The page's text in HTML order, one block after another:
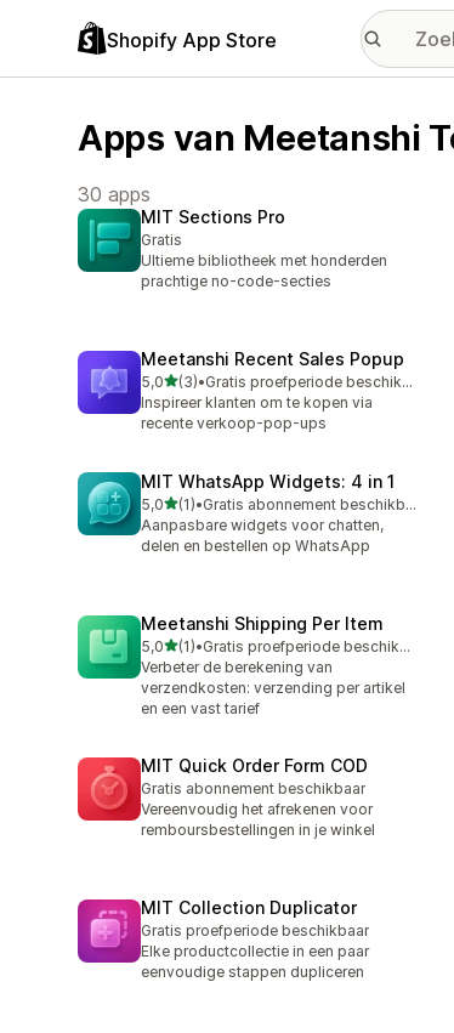
Shopify App Store
Apps van Meetanshi
30 apps
MIT Sections Pro
Gratis
Ultieme bibliotheek met honderden
prachtige no-code-secties
Meetanshi Recent Sales Popup
5,0van 5 sterren
(3)
3 recensies in totaal
•
Gratis proefperiode beschikbaar
Inspireer klanten om te kopen via
recente verkoop-pop-ups
MIT WhatsApp Widgets: 4 in 1
5,0van 5 sterren
(1)
1 recensies in totaal
•
Gratis abonnement beschikbaar
Aanpasbare widgets voor chatten,
delen en bestellen op WhatsApp
Meetanshi Shipping Per Item
5,0van 5 sterren
(1)
1 recensies in totaal
•
Gratis proefperiode beschikbaar
Verbeter de berekening van
verzendkosten: verzending per artikel
en een vast tarief
MIT Quick Order Form COD
Gratis abonnement beschikbaar
Vereenvoudig het afrekenen voor
remboursbestellingen in je winkel
MIT Collection Duplicator
Gratis proefperiode beschikbaar
Elke productcollectie in een paar
eenvoudige stappen dupliceren